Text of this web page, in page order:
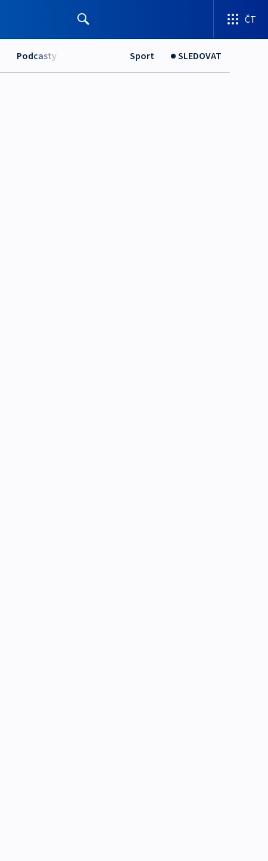
ČT
Podcasty Sport SLEDOVAT